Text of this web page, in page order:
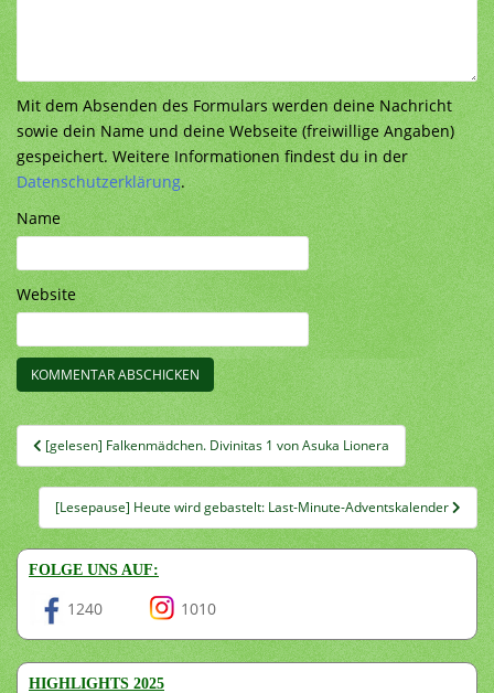
Mit dem Absenden des Formulars werden deine Nachricht
sowie dein Name und deine Webseite (freiwillige Angaben)
gespeichert. Weitere Informationen findest du in der
Datenschutzerklärung.
Name
Website
Beitragsnavigation
[gelesen] Falkenmädchen. Divinitas 1 von Asuka Lionera
[Lesepause] Heute wird gebastelt: Last-Minute-Adventskalender
FOLGE UNS AUF:
1240 1010
HIGHLIGHTS 2025